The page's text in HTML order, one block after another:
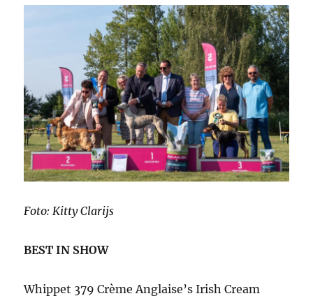
Foto: Kitty Clarijs
BEST IN SHOW
Whippet 379 Crème Anglaise’s Irish Cream